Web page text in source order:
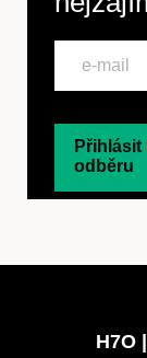
Přihlásit
odběru
H7O